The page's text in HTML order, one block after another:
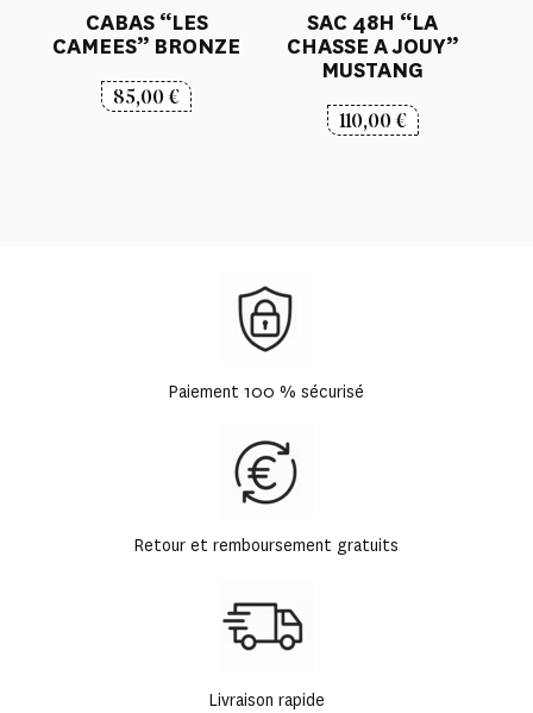
CABAS “LES
CAMEES” BRONZE
85,00€
SAC 48H “LA
CHASSE A JOUY”
MUSTANG
110,00€
Paiement 100 % sécurisé
Retour et remboursement gratuits
Livraison rapide